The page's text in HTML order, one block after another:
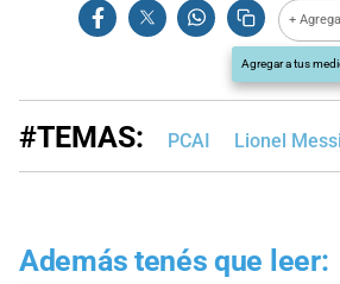
+
Agregar a tus
#TEMAS: PCAI Lionel Messi
Además tenés que leer: